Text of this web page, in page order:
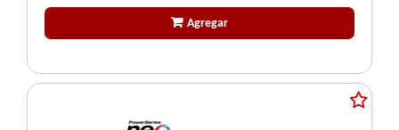
Agregar